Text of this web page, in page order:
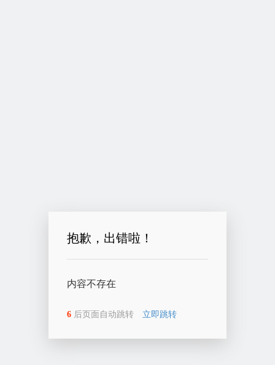
抱歉，出错啦！
内容不存在
6 后页面自动跳转 立即跳转